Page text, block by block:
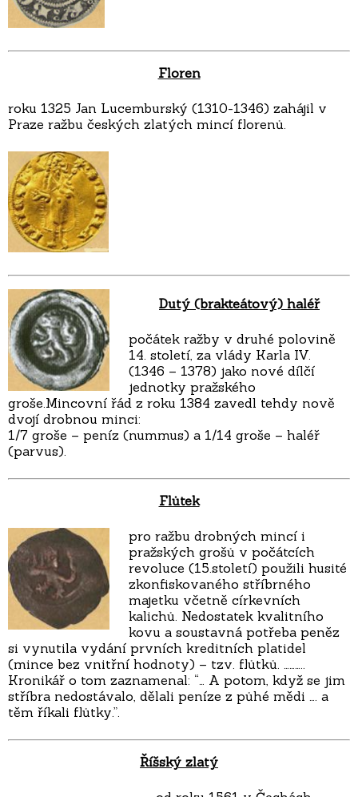
Floren
roku 1325 Jan Lucemburský (1310-1346) zahájil v
Praze ražbu českých zlatých mincí florenů.
Dutý (brakteátový) haléř
počátek ražby v druhé polovině
14. století, za vlády Karla IV.
(1346 – 1378) jako nové dílčí
jednotky pražského
groše.Mincovní řád z roku 1384 zavedl tehdy nově
dvojí drobnou minci:
1/7 groše – peníz (nummus) a 1/14 groše – haléř
(parvus).
Flůtek
pro ražbu drobných mincí i
pražských grošů v počátcích
revoluce (15.století) použili husité
zkonfiskovaného stříbrného
majetku včetně církevních
kalichů. Nedostatek kvalitního
kovu a soustavná potřeba peněz
si vynutila vydání prvních kreditních platidel
(mince bez vnitřní hodnoty) – tzv. flůtků. ………..
Kronikář o tom zaznamenal: “… A potom, když se jim
stříbra nedostávalo, dělali peníze z půhé mědi …. a
těm říkali flůtky.”.
Říšský zlatý